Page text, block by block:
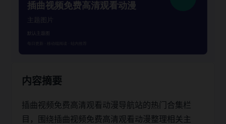
内容摘要
插曲视频免费高清观看动漫导航站的热门合集栏
目，围绕插曲视频免费高清观看动漫整理相关主